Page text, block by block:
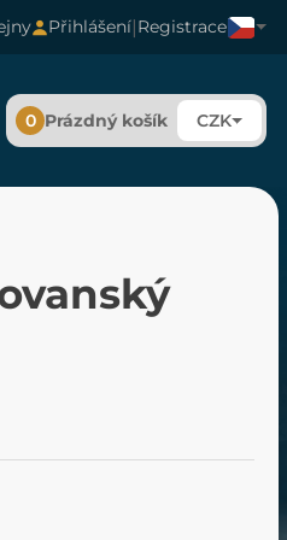
Přihlášení|Registrace
0 Prázdný košík CZK